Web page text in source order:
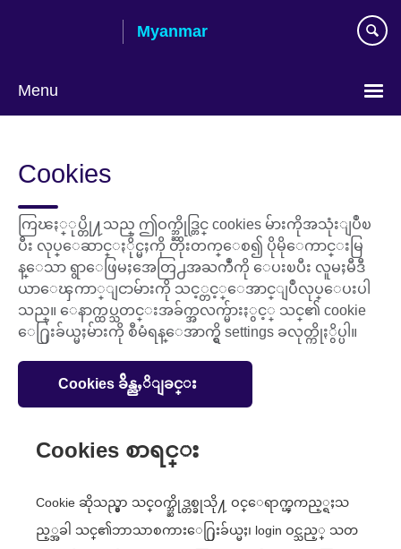
Myanmar
Menu
language
Cookies
ကြၽႏ္ုပ္တို႔သည္ ဤဝက္ဘ္ဆိုဒ္တြင္ cookies မ်ားကိုအသုံးျပဳၿ
ပီး လုပ္ေဆာင္ႏိုင္မႈကို တိုးတက္ေစ၍ ပိုမိုေကာင္းမြ
န္ေသာ ရွာေဖြမႈအေတြ႕အႀကဳံကို ေပးၿပီး လူမႈမီဒီ
ယာေၾကာ္ျငာမ်ားကို သင့္တင့္ေအာင္ျပဳလုပ္ေပးပါ
သည္။ ေနာက္ထပ္သတင္းအခ်က္အလက္မ်ားႏွင့္ သင္၏ cookie
ေ႐ြးခ်ယ္မႈမ်ားကို စီမံရန္ေအာက္ရွိ settings ခလုတ္ကိုႏွိပ္ပါ။
Cookies ခ်ိန္ညႇိျခင္း
Cookies စာရင္း
Cookie ဆိုသည္မွာ သင္ဝက္ဘ္ဆိုဒ္တစ္ခုသို႔ ဝင္ေရာက္ၾကည့္ရႈသ
ည့္အခါ သင္၏ဘာသာစကားေ႐ြးခ်ယ္မႈ၊ login ဝင္သည့္ သတ